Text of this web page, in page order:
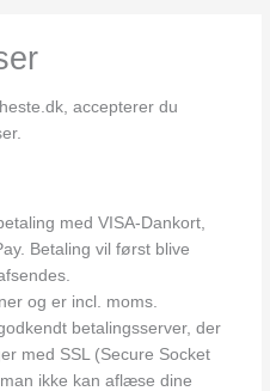
accepterer du
med VISA-Dankort,
Betaling vil først blive
og er incl. moms.
betalingsserver, der
med SSL (Secure Socket
ikke kan aflæse dine